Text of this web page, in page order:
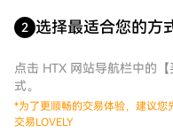
2 选择最适合您的方
点击 HTX 网站导航栏中的
式。
*为了更顺畅的交易体验，建议您
交易LOVELY